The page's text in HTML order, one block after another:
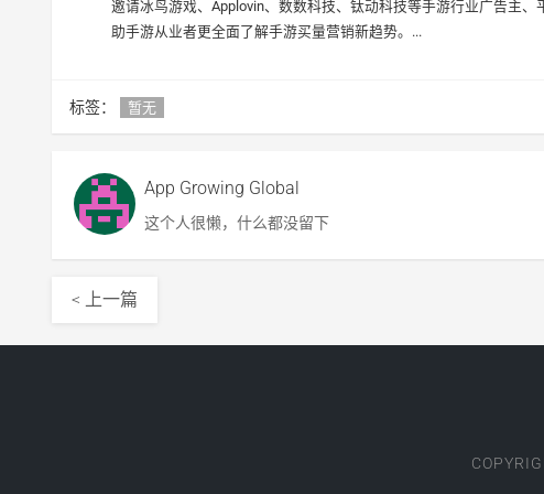
邀请冰鸟游戏、Applovin、数数科技、钛动科技等手游行业广告主
助手游从业者更全面了解手游买量营销新趋势。...
标签： 暂无
App Growing Global
这个人很懒，什么都没留下
< 上一篇